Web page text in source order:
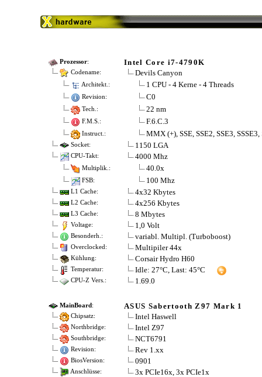
Prozessor: Intel Core i7-4790K
Codename: Devils Canyon
Architekt.: 1 CPU - 4 Kerne - 4 Threads
Revision: C0
Tech.: 22 nm
F.M.S.: F.6.C.3
Instruct.: MMX (+), SSE, SSE2, SSE3,
Socket: 1150 LGA
CPU-Takt: 4000 Mhz
Multiplik.: 40.0x
FSB: 100 Mhz
L1 Cache: 4x32 Kbytes
L2 Cache: 4x256 Kbytes
L3 Cache: 8 Mbytes
Voltage: 1,0 Volt
Besonderh.: variabl. Multipl. (Turboboost)
Overclocked: Multipiler 44x
Kühlung: Corsair Hydro H60
Temperatur: Idle: 27°C, Last: 45°C
CPU-Z Vers.: 1.69.0
MainBoard: ASUS Sabertooth Z97 Mark 1
Chipsatz: Intel Haswell
Northbridge: Intel Z97
Southbridge: NCT6791
Revision: Rev 1.xx
BiosVersion: 0901
Anschlüsse: 3x PCIe16x, 3x PCIe1x